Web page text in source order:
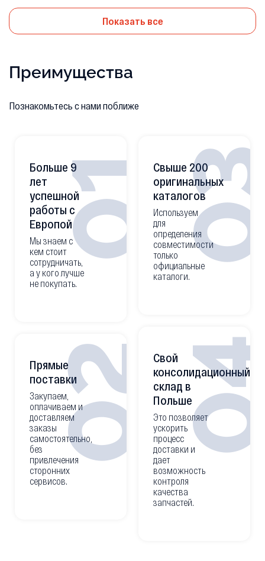
Показать все
Преимущества
Познакомьтесь с нами поближе
01
Больше 9
лет
успешной
работы с
Европой
Мы знаем с
кем стоит
сотрудничать,
а у кого лучше
не покупать.
02
Прямые
поставки
Закупаем,
оплачиваем и
доставляем
заказы
самостоятельно,
без
привлечения
сторонних
сервисов.
Свыше 200
оригинальных
каталогов
Используем
для
определения
совместимости
только
официальные
каталоги.
Свой
консолидационный
склад в
Польше
Это позволяет
ускорить
процесс
доставки и
дает
возможность
контроля
качества
запчастей.